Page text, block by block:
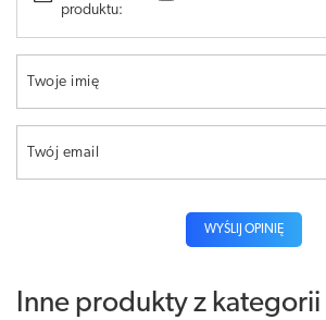
produktu:
Twoje imię
Twój email
WYŚLIJ OPINIĘ
Inne produkty z kategorii